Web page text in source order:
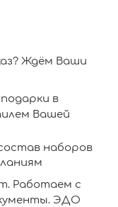
Ждём Ваши
в
Вашей
наборов
Работаем с
ЭДО